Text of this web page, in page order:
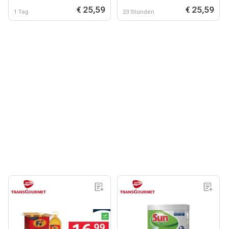
1 Tag € 25,59 23 Stunden € 25,59